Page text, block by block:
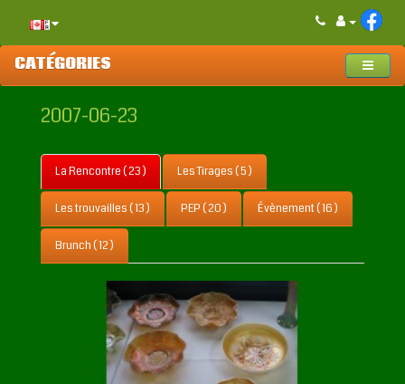
CATÉGORIES
2007-06-23
La Rencontre ( 23 ) Les Tirages ( 5 )
Les trouvailles ( 13 ) PEP ( 20 ) Évènement ( 16 )
Brunch ( 12 )